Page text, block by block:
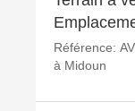
Référence:
à Midoun